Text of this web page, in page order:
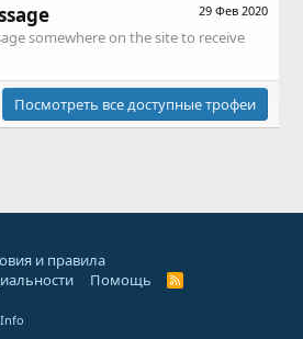
29 Фев 2020
somewhere on the site to receive
Посмотреть все доступные трофеи
и правила
Помощь
R